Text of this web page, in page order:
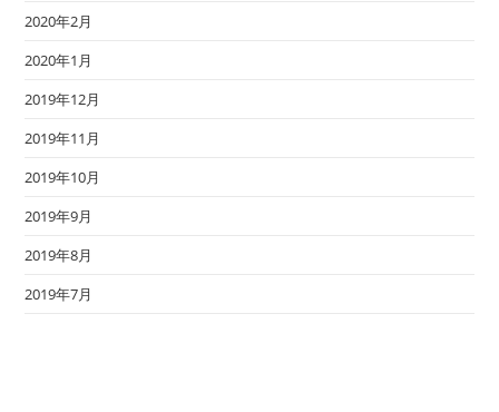
2020年2月
2020年1月
2019年12月
2019年11月
2019年10月
2019年9月
2019年8月
2019年7月